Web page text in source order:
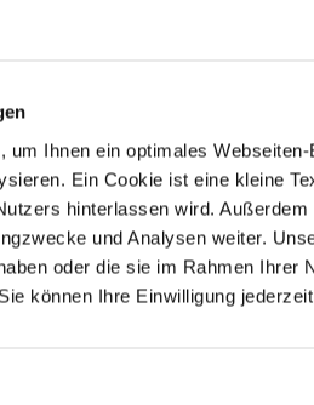
um Ihnen ein optimales
Ein Cookie ist eine kleine
hinterlassen wird.
und Analysen weiter.
oder die sie im Rahmen
können Ihre Einwilligung